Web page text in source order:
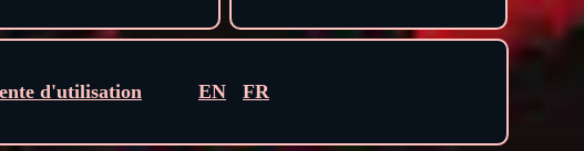
d'utilisation EN FR